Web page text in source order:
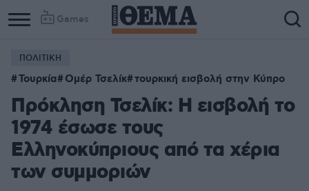
Games
ΠΟΛΙΤΙΚΗ
Τουρκία Ομέρ Τσελίκ τουρκική εισβολή στην Κύπρο
Πρόκληση Τσελίκ: Η εισβολή το
1974 έσωσε τους
Ελληνοκύπριους από τα χέρια
των συμμοριών